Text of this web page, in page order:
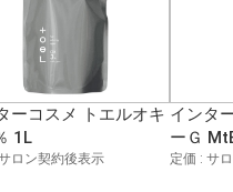
ーコスメ トエルオキ
1L
ロン契約後表示
インタ
ーＧ
定価 : サ